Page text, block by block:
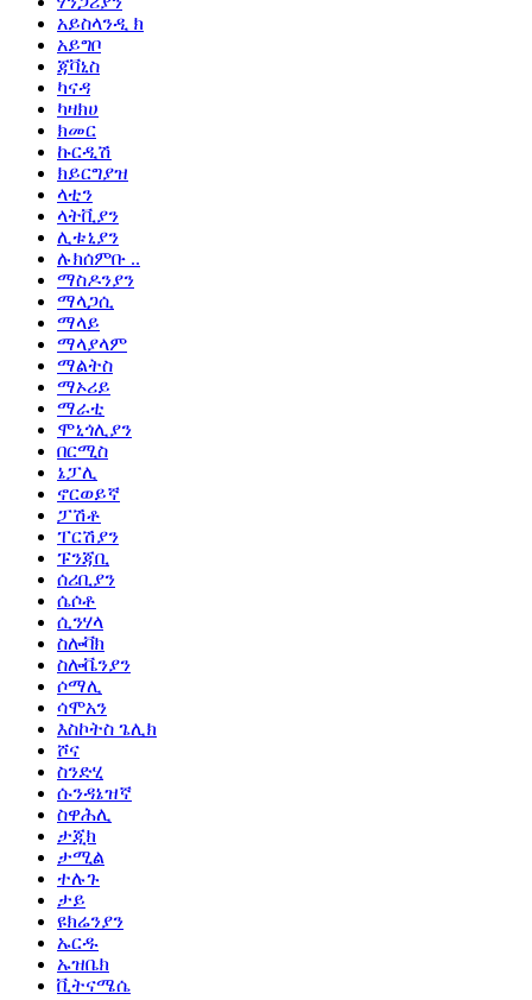
አይስላንዲ ክ
አይግቦ
ጃቫኒስ
ካናዳ
ካዛክሀ
ክመር
ኩርዲሽ
ክይርግያዝ
ላቲን
ላትቪያን
ሊቱኒያን
ሉክሰምቡ ..
ማስዶንያን
ማላጋሲ
ማላይ
ማላያላም
ማልትስ
ማኦሪይ
ማራቲ
ሞኒጎሊያን
በርሚስ
ኔፓሊ
ኖርወይኛ
ፓሽቶ
ፐርሽያን
ፑንጃቢ
ሰሪቢያን
ሴሶቶ
ሲንሃላ
ስሎቫክ
ስሎቬንያን
ሶማሊ
ሳሞአን
እስኮትስ ጌሊክ
ሾና
ስንድሂ
ሱንዳኔዝኛ
ስዋሕሊ
ታጂክ
ታሚል
ተሉጉ
ታይ
ዩክሬንያን
ኡርዱ
ኡዝቤክ
ቪትናሜሴ